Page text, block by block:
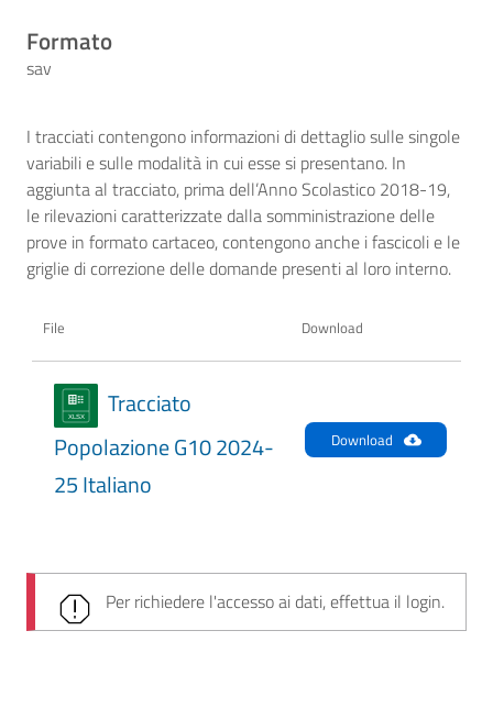
Formato
sav
I tracciati contengono informazioni di dettaglio sulle singole
variabili e sulle modalità in cui esse si presentano. In
aggiunta al tracciato, prima dell’Anno Scolastico 2018-19,
le rilevazioni caratterizzate dalla somministrazione delle
prove in formato cartaceo, contengono anche i fascicoli e le
griglie di correzione delle domande presenti al loro interno.
File Download
Tracciato
Popolazione G10 2024-
25 Italiano
Download
Per richiedere l'accesso ai dati, effettua il login.